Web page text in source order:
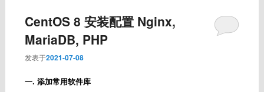
CentOS 8 安装配置 Nginx,
MariaDB, PHP
发表于2021-07-08
一. 添加常用软件库